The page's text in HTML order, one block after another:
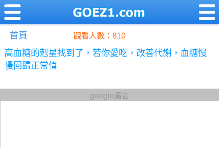
首頁 觀看人數：810
高血糖的剋星找到了，若你愛吃，改善代謝，血糖慢
慢回歸正常值
google廣告